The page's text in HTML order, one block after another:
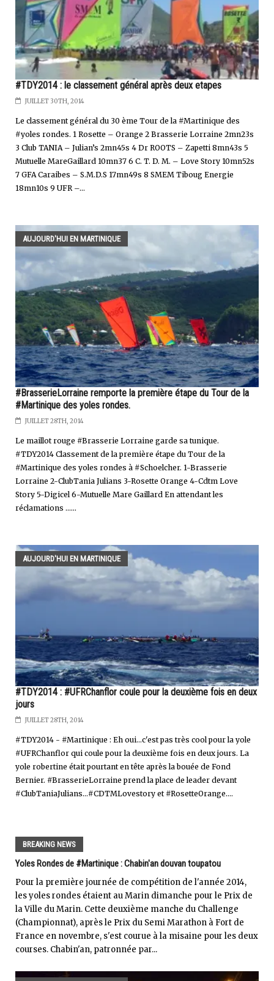
#TDY2014 : le classement général après deux etapes
JUILLET 30TH, 2014
Le classement général du 30 ème Tour de la #Martinique des
#yoles rondes. 1 Rosette – Orange 2 Brasserie Lorraine 2mn23s
3 Club TANIA – Julian’s 2mn45s 4 Dr ROOTS – Zapetti 8mn43s 5
Mutuelle MareGaillard 10mn37 6 C. T. D. M. – Love Story 10mn52s
7 GFA Caraibes – S.M.D.S 17mn49s 8 SMEM Tiboug Energie
18mn10s 9 UFR –...
AUJOURD'HUI EN MARTINIQUE
#BrasserieLorraine remporte la première étape du Tour de la
#Martinique des yoles rondes.
JUILLET 28TH, 2014
Le maillot rouge #Brasserie Lorraine garde sa tunique.
#TDY2014 Classement de la première étape du Tour de la
#Martinique des yoles rondes à #Schoelcher. 1-Brasserie
Lorraine 2-ClubTania Julians 3-Rosette Orange 4-Cdtm Love
Story 5-Digicel 6-Mutuelle Mare Gaillard En attendant les
réclamations ......
AUJOURD'HUI EN MARTINIQUE
#TDY2014 : #UFRChanflor coule pour la deuxième fois en deux
jours
JUILLET 28TH, 2014
#TDY2014 - #Martinique : Eh oui...c'est pas très cool pour la yole
#UFRChanflor qui coule pour la deuxième fois en deux jours. La
yole robertine était pourtant en tête après la bouée de Fond
Bernier. #BrasserieLorraine prend la place de leader devant
#ClubTaniaJulians...#CDTMLovestory et #RosetteOrange....
BREAKING NEWS
Yoles Rondes de #Martinique : Chabin'an douvan toupatou
Pour la première journée de compétition de l'année 2014,
les yoles rondes étaient au Marin dimanche pour le Prix de
la Ville du Marin. Cette deuxième manche du Challenge
(Championnat), après le Prix du Semi Marathon à Fort de
France en novembre, s'est courue à la misaine pour les deux
courses. Chabin'an, patronnée par...